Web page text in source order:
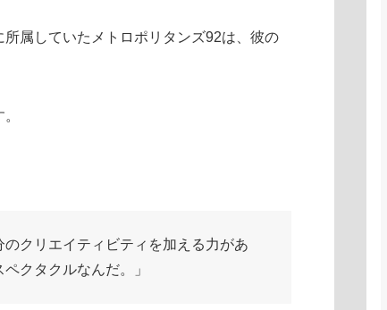
属していたメトロポリタンズ92は、彼の
クリエイティビティを加える力があ
クタクルなんだ。」